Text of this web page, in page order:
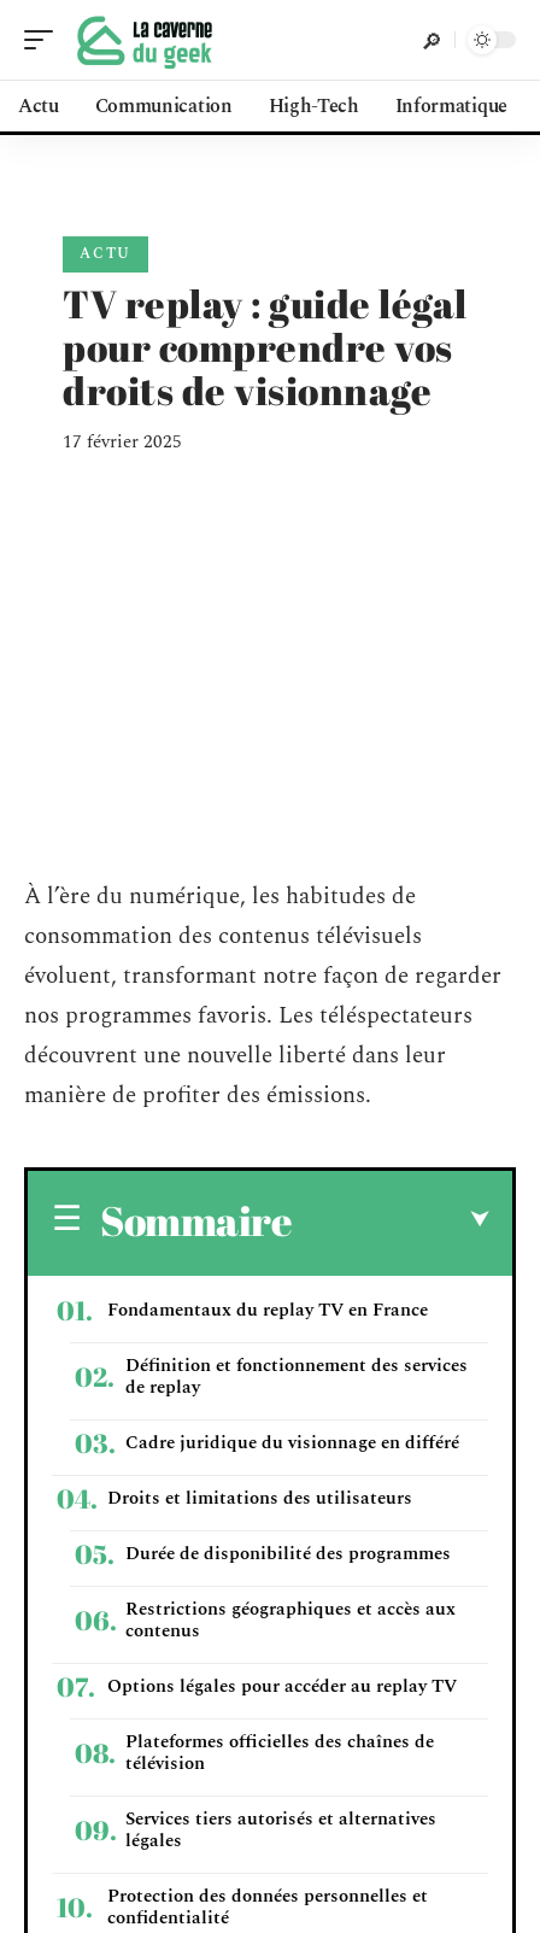
Actu Communication High-Tech Informatique
ACTU
TV replay : guide légal
pour comprendre vos
droits de visionnage
17 février 2025
À l’ère du numérique, les habitudes de
consommation des contenus télévisuels
évoluent, transformant notre façon de regarder
nos programmes favoris. Les téléspectateurs
découvrent une nouvelle liberté dans leur
manière de profiter des émissions.
Sommaire
Fondamentaux du replay TV en France
Définition et fonctionnement des services
de replay
Cadre juridique du visionnage en différé
Droits et limitations des utilisateurs
Durée de disponibilité des programmes
Restrictions géographiques et accès aux
contenus
Options légales pour accéder au replay TV
Plateformes officielles des chaînes de
télévision
Services tiers autorisés et alternatives
légales
Protection des données personnelles et
confidentialité